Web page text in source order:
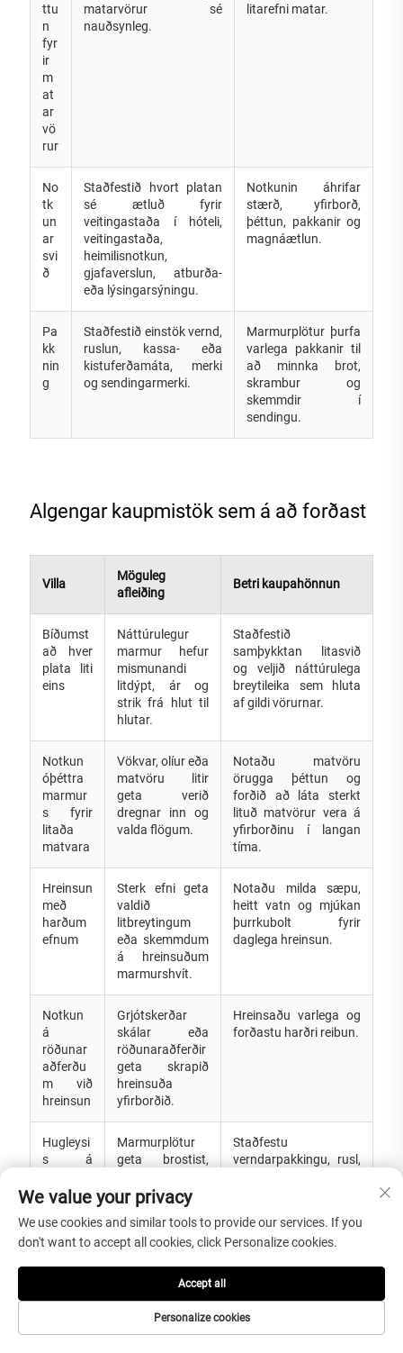
ttu
n
fyr
ir
m
at
ar
vö
rur
matarvörur sé
nauðsynleg.
litarefni matar.
No
tk
un
ar
svi
ð
Staðfestið hvort platan
sé ætluð fyrir
veitingastaða í hóteli,
veitingastaða,
heimilisnotkun,
gjafaverslun, atburða-
eða lýsingarsýningu.
Notkunin áhrifar
stærð, yfirborð,
þéttun, pakkanir og
magnáætlun.
Pa
kk
nin
g
Staðfestið einstök vernd,
ruslun, kassa- eða
kistuferðamáta, merki
og sendingarmerki.
Marmurplötur þurfa
varlega pakkanir til
að minnka brot,
skrambur og
skemmdir í
sendingu.
Algengar kaupmistök sem á að forðast
Villa
Möguleg
afleiðing
Betri kaupahönnun
Bíðumst
að hver
plata liti
eins
Náttúrulegur
marmur hefur
mismunandi
litdýpt, ár og
strik frá hlut til
hlutar.
Staðfestið
samþykktan litasvið
og veljið náttúrulega
breytileika sem hluta
af gildi vörurnar.
Notkun
óþéttra
marmur
s fyrir
litaða
matvara
Vökvar, olíur eða
matvöru litir
geta verið
dregnar inn og
valda flögum.
Notaðu matvöru
örugga þéttun og
forðið að láta sterkt
lituð matvörur vera á
yfirborðinu í langan
tíma.
Hreinsun
með
harðum
efnum
Sterk efni geta
valdið
litbreytingum
eða skemmdum
á hreinsuðum
marmurshvít.
Notaðu milda sæpu,
heitt vatn og mjúkan
þurrkubolt fyrir
daglega hreinsun.
Notkun
á
röðunar
aðferðu
m við
hreinsun
Grjótskerðar
skálar eða
röðunaraðferðir
geta skrapið
hreinsuða
yfirborðið.
Hreinsaðu varlega og
forðastu harðri reibun.
Hugleysi
s á
arkröfu
Marmurplötur
geta brostist,
skemmdist á
leiðinni.
Staðfestu
verndarpakkingu, rusl,
aðgreina
haldsgey
lýsigjörð
Yfirborðsmeðfer
ðin og
þéttunarkröfur
geta ekki
passað við
lokanotkun.
vörurnar séu aðallega
matþjónustu, sýningu,
verslunargjafir eða
innréttingar.
We value your privacy
We use cookies and similar tools to provide our services. If you
don't want to accept all cookies, click Personalize cookies.
Personalize cookies
Accept all